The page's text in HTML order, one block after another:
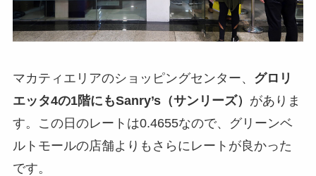
マカティエリアのショッピングセンター、 グロリ
エッタ4の1階にもSanry’s（サンリーズ） がありま
す。この日のレートは0.4655なので、グリーンベ
ルトモールの店舗よりもさらにレートが良かった
です。